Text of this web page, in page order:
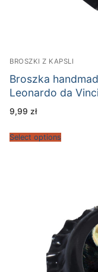
BROSZKI Z KAPSLI
Broszka
Leonardo da Vinci
9,99 zł
Select options